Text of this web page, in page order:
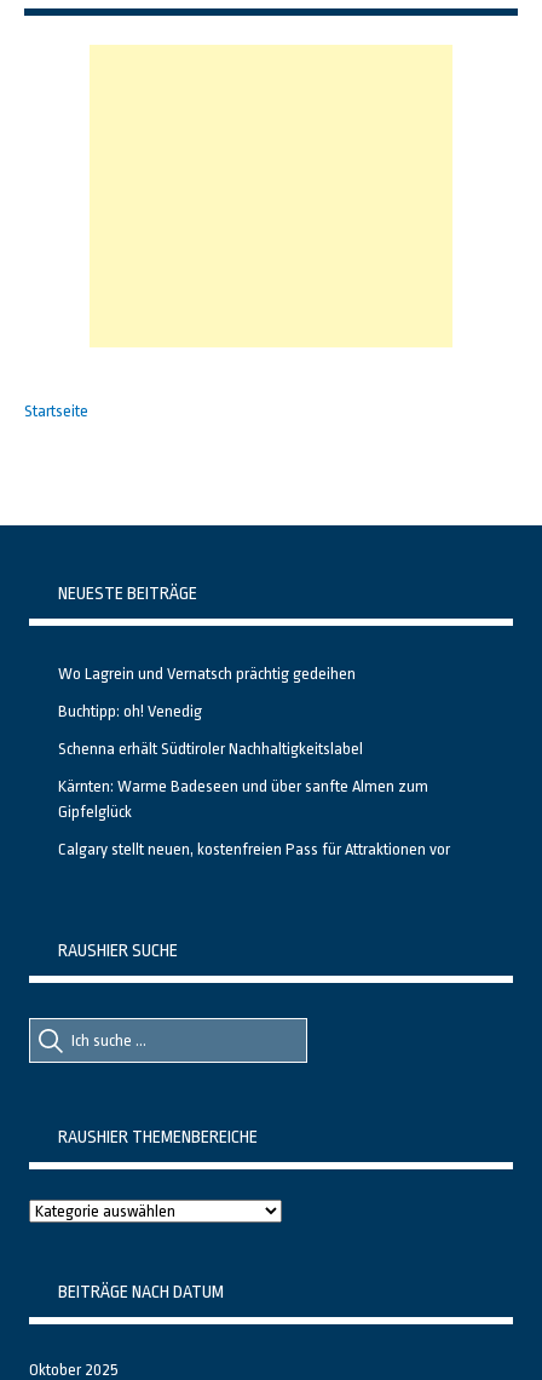
Startseite
NEUESTE BEITRÄGE
Wo Lagrein und Vernatsch prächtig gedeihen
Buchtipp: oh! Venedig
Schenna erhält Südtiroler Nachhaltigkeitslabel
Kärnten: Warme Badeseen und über sanfte Almen zum
Gipfelglück
Calgary stellt neuen, kostenfreien Pass für Attraktionen vor
RAUSHIER SUCHE
Suche
nach::
Suche
nach:
RAUSHIER THEMENBEREICHE
Raushier
BEITRÄGE NACH DATUM
Oktober 2025